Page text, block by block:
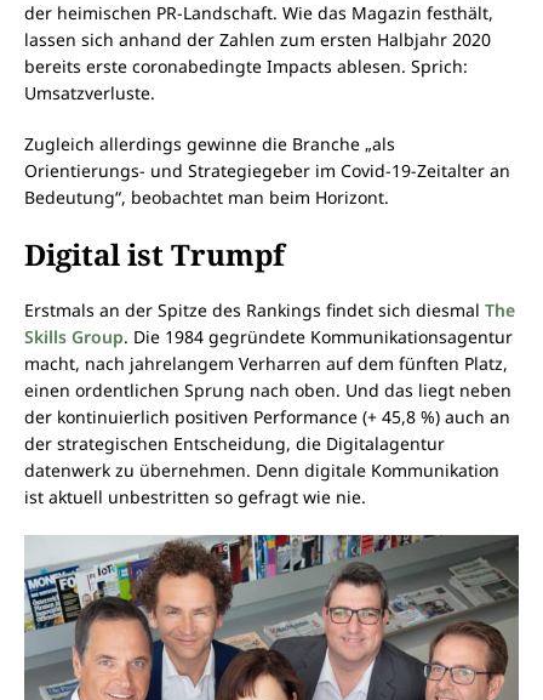
der heimischen PR-Landschaft. Wie das Magazin festhält,
lassen sich anhand der Zahlen zum ersten Halbjahr 2020
bereits erste coronabedingte Impacts ablesen. Sprich:
Umsatzverluste.
Zugleich allerdings gewinne die Branche „als
Orientierungs- und Strategiegeber im Covid-19-Zeitalter an
Bedeutung“, beobachtet man beim Horizont.
Digital ist Trumpf
Erstmals an der Spitze des Rankings findet sich diesmal The
Skills Group. Die 1984 gegründete Kommunikationsagentur
macht, nach jahrelangem Verharren auf dem fünften Platz,
einen ordentlichen Sprung nach oben. Und das liegt neben
der kontinuierlich positiven Performance (+ 45,8 %) auch an
der strategischen Entscheidung, die Digitalagentur
datenwerk zu übernehmen. Denn digitale Kommunikation
ist aktuell unbestritten so gefragt wie nie.